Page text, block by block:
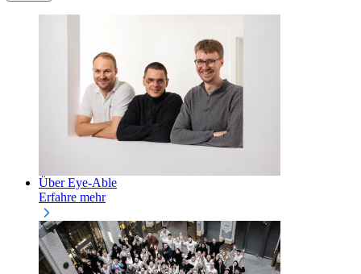
Über Eye-Able
Erfahre mehr